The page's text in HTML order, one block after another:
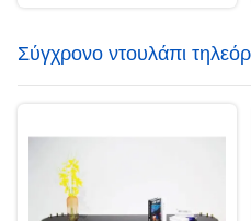
Σύγχρονο ντουλάπι